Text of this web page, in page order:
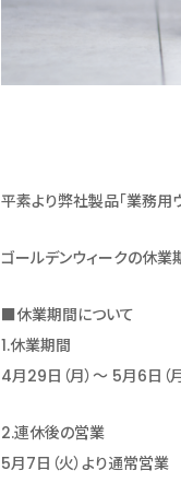
平素より弊社製品「業務用
ゴールデンウィークの休業
■休業期間について
1.休業期間
4月29日（月）～ 5月6日（月
2.連休後の営業
5月7日（火）より通常営業